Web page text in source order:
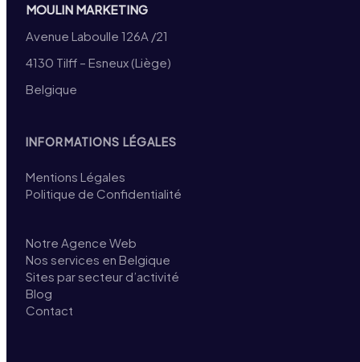
MOULIN MARKETING
Avenue Laboulle 126A /21
4130 Tilff – Esneux (Liège)
Belgique
INFORMATIONS LÉGALES
Mentions Légales
Politique de Confidentialité
Notre Agence Web
Nos services en Belgique
Sites par secteur d’activité
Blog
Contact